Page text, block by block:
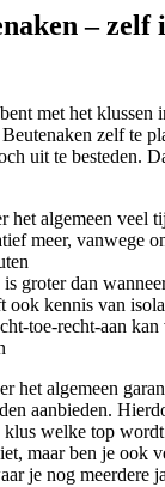
– zelf
met het klussen
zelf te
uit te besteden.
het algemeen veel
meer, vanwege
groter dan
ook kennis van
toe-recht-aan kan
het algemeen
aanbieden.
klus welke top
maar ben je ook
je nog meerdere